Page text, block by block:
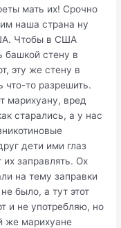
мать их! Срочно
наша страна ну
Чтобы в США
башкой стену в
эту же стену в
что-то разрешить.
марихуану, вред
старались, а у нас
дети ими глаз
заправлять. Ох
на тему заправки
было, а тут этот
и не употребляю, но
же марихуане